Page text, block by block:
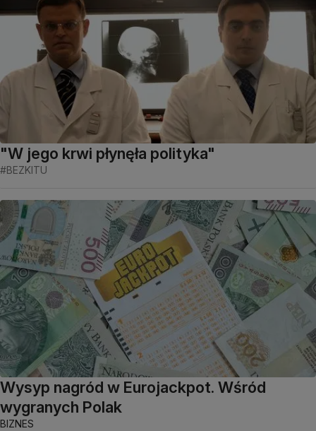
"W jego krwi płynęła polityka"
#BEZKITU
Wysyp nagród w Eurojackpot. Wśród
wygranych Polak
BIZNES